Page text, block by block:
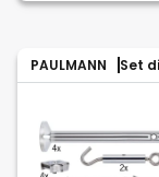
PAULMANN Set